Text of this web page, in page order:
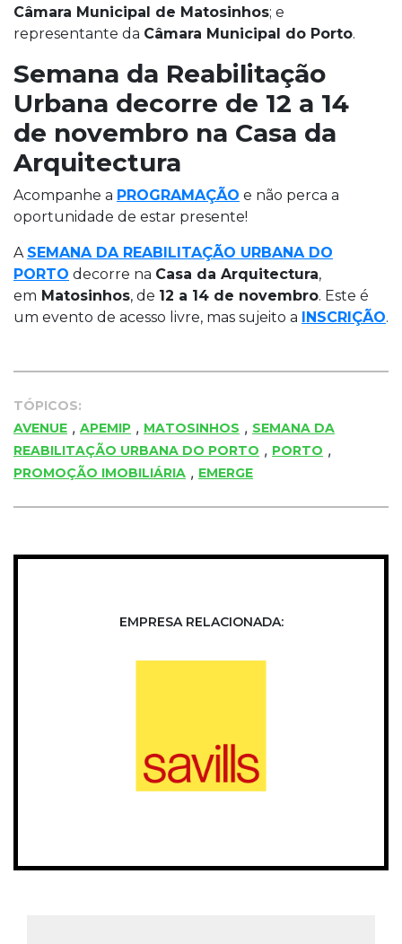
Câmara Municipal de Matosinhos; e
representante da Câmara Municipal do Porto.
Semana da Reabilitação
Urbana decorre de 12 a 14
de novembro na Casa da
Arquitectura
Acompanhe a PROGRAMAÇÃO e não perca a
oportunidade de estar presente!
A SEMANA DA REABILITAÇÃO URBANA DO
PORTO decorre na Casa da Arquitectura,
em Matosinhos, de 12 a 14 de novembro. Este é
um evento de acesso livre, mas sujeito a INSCRIÇÃO.
TÓPICOS:
AVENUE , APEMIP , MATOSINHOS , SEMANA DA
REABILITAÇÃO URBANA DO PORTO , PORTO ,
PROMOÇÃO IMOBILIÁRIA , EMERGE
EMPRESA RELACIONADA: